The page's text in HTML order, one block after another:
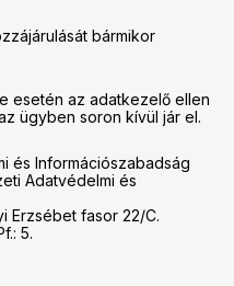
bármikor
esetén az adatkezelő ellen
ügyben soron kívül jár el.
és Információszabadság
Adatvédelmi és
Erzsébet fasor 22/C.
5.